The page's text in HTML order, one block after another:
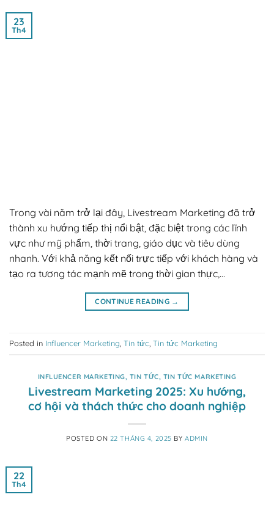
23
Th4
Trong vài năm trở lại đây, Livestream Marketing đã trở
thành xu hướng tiếp thị nổi bật, đặc biệt trong các lĩnh
vực như mỹ phẩm, thời trang, giáo dục và tiêu dùng
nhanh. Với khả năng kết nối trực tiếp với khách hàng và
tạo ra tương tác mạnh mẽ trong thời gian thực,…
CONTINUE READING →
Posted in Influencer Marketing, Tin tức, Tin tức Marketing
INFLUENCER MARKETING, TIN TỨC, TIN TỨC MARKETING
Livestream Marketing 2025: Xu hướng,
cơ hội và thách thức cho doanh nghiệp
POSTED ON 22 THÁNG 4, 2025 BY ADMIN
22
Th4